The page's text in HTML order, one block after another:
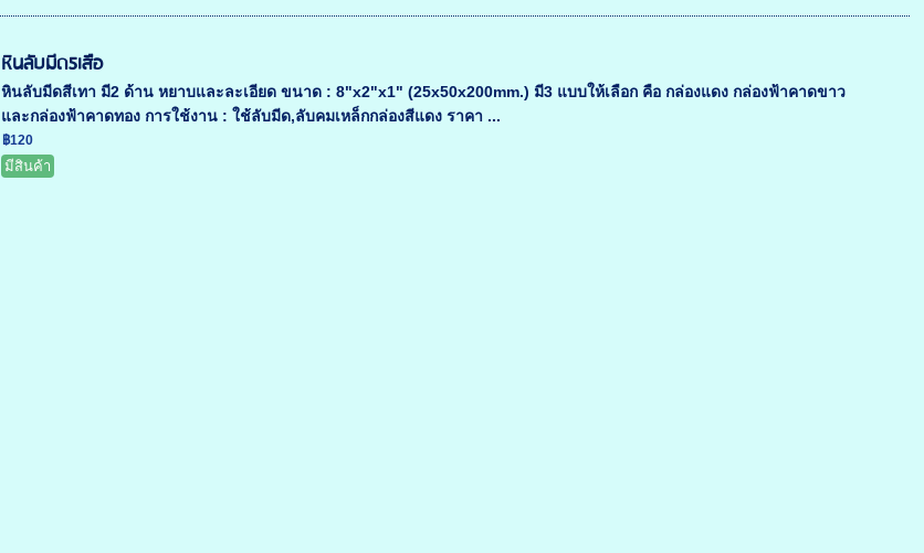
หินลับมีด5เสือ
หินลับมีดสีเทา มี2 ด้าน หยาบและละเอียด ขนาด : 8"x2"x1" (25x50x200mm.) มี3 แบบให้เลือก คือ กล่องแดง กล่องฟ้าคาดขาว
และกล่องฟ้าคาดทอง การใช้งาน : ใช้ลับมีด,ลับคมเหล็กกล่องสีแดง ราคา ...
฿120
มีสินค้า